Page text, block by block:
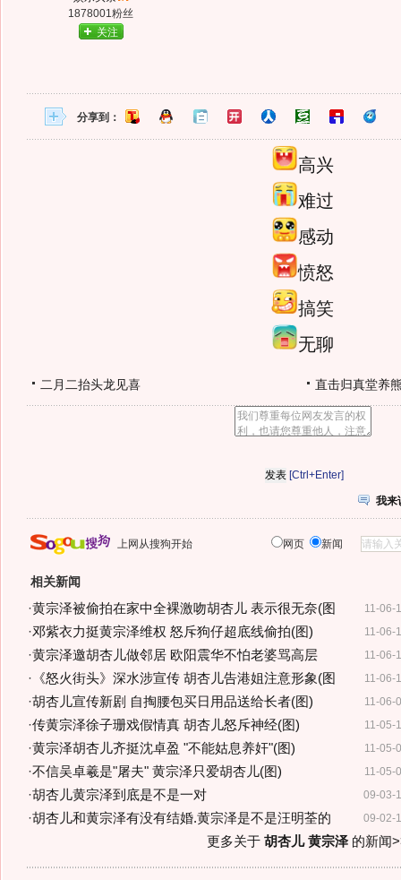
1878001粉丝
关注
分享到：
高兴
难过
感动
愤怒
搞笑
无聊
二月二抬头龙见喜 直击归真堂养
[Ctrl+Enter]
我来
上网从搜狗开始 网页 新闻
相关新闻
11-06-
·黄宗泽被偷拍在家中全裸激吻胡杏儿 表示很无奈(图
11-06-
·邓紫衣力挺黄宗泽维权 怒斥狗仔超底线偷拍(图)
11-06-
·黄宗泽邀胡杏儿做邻居 欧阳震华不怕老婆骂高层
11-06-
· 《怒火街头》深水涉宣传 胡杏儿告港姐注意形象(图
11-06-
·胡杏儿宣传新剧 自掏腰包买日用品送给长者(图)
11-05-
·传黄宗泽徐子珊戏假情真 胡杏儿怒斥神经(图)
11-05-
·黄宗泽胡杏儿齐挺沈卓盈 "不能姑息养奸"(图)
11-05-
·不信吴卓羲是"屠夫" 黄宗泽只爱胡杏儿(图)
09-03-
·胡杏儿黄宗泽到底是不是一对
09-02-
·胡杏儿和黄宗泽有没有结婚.黄宗泽是不是汪明荃的
更多关于 胡杏儿 黄宗泽的新闻